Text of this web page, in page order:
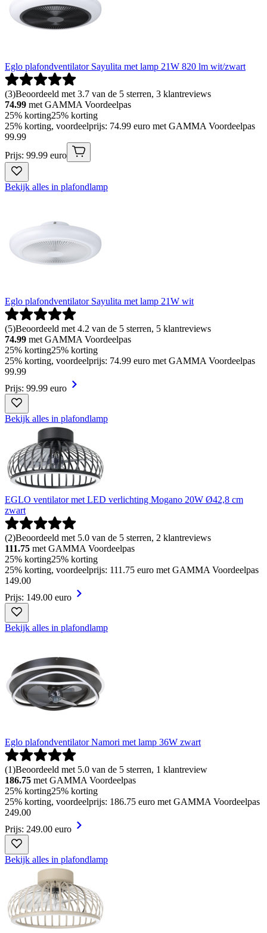
Eglo plafondventilator Sayulita met lamp 21W 820 lm wit/zwart
(3)Beoordeeld met 3.7 van de 5 sterren, 3 klantreviews
74.99 met GAMMA Voordeelpas
25% korting25% korting
25% korting, voordeelprijs: 74.99 euro met GAMMA Voordeelpas
99.99
Prijs: 99.99 euro
Bekijk alles in plafondlamp
Eglo plafondventilator Sayulita met lamp 21W wit
(5)Beoordeeld met 4.2 van de 5 sterren, 5 klantreviews
74.99 met GAMMA Voordeelpas
25% korting25% korting
25% korting, voordeelprijs: 74.99 euro met GAMMA Voordeelpas
99.99
Prijs: 99.99 euro
Bekijk alles in plafondlamp
EGLO ventilator met LED verlichting Mogano 20W Ø42,8 cm
zwart
(2)Beoordeeld met 5.0 van de 5 sterren, 2 klantreviews
111.75 met GAMMA Voordeelpas
25% korting25% korting
25% korting, voordeelprijs: 111.75 euro met GAMMA Voordeelpas
149.00
Prijs: 149.00 euro
Bekijk alles in plafondlamp
Eglo plafondventilator Namori met lamp 36W zwart
(1)Beoordeeld met 5.0 van de 5 sterren, 1 klantreview
186.75 met GAMMA Voordeelpas
25% korting25% korting
25% korting, voordeelprijs: 186.75 euro met GAMMA Voordeelpas
249.00
Prijs: 249.00 euro
Bekijk alles in plafondlamp